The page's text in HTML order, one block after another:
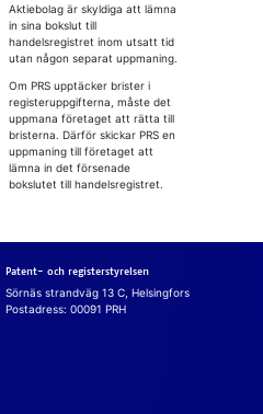
Aktiebolag är skyldiga att lämna
in sina bokslut till
handelsregistret inom utsatt tid
utan någon separat uppmaning.
Om PRS upptäcker brister i
registeruppgifterna, måste det
uppmana företaget att rätta till
bristerna. Därför skickar PRS en
uppmaning till företaget att
lämna in det försenade
bokslutet till handelsregistret.
Patent- och registerstyrelsen
Sörnäs strandväg 13 C, Helsingfors
Postadress: 00091 PRH